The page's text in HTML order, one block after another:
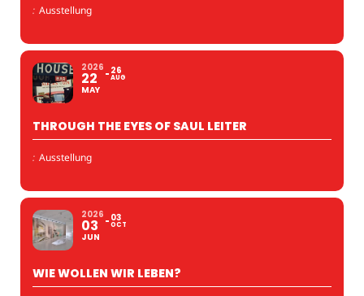
: Ausstellung
2026
22
MAY
26
AUG
THROUGH THE EYES OF SAUL LEITER
: Ausstellung
2026
03
JUN
03
OCT
WIE WOLLEN WIR LEBEN?